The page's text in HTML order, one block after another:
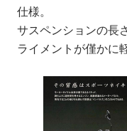
仕様。
サスペンションの長
ライメントが僅かに